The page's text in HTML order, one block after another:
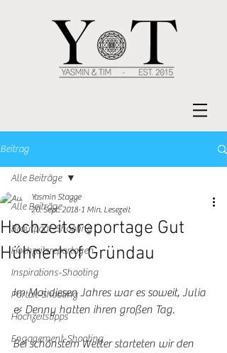
Beitrag
Alle Beiträge
Brautpaar-Shooting
Hochzeitsreportagen
Inspirations-Shooting
Portait-Shooting
Hochzeitstipps
Engagement-Shooting
Alle Beiträge
Hochzeitsreportage Gut
Hühnerhof Gründau
Yasmin Stagge
20. Sept. 2018 1 Min. Lesezeit
Im Mai diesen Jahres war es soweit, Julia
& Denny hatten ihren großen Tag.
Bei schönstem Wetter starteten wir den